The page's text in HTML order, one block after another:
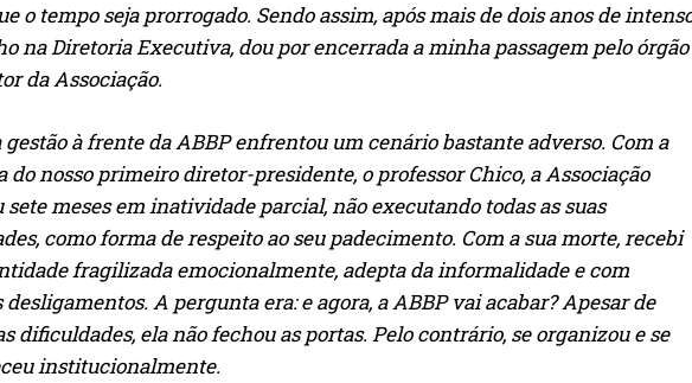
o tempo seja prorrogado. Sendo assim, após mais de dois anos de
na Diretoria Executiva, dou por encerrada a minha passagem pelo órgão
da Associação.
à frente da ABBP enfrentou um cenário bastante adverso. Com a
do nosso primeiro diretor-presidente, o professor Chico, a Associação
sete meses em inatividade parcial, não executando todas as suas
como forma de respeito ao seu padecimento. Com a sua morte, recebi
fragilizada emocionalmente, adepta da informalidade e com
desligamentos. A pergunta era: e agora, a ABBP vai acabar? Apesar de
dificuldades, ela não fechou as portas. Pelo contrário, se organizou e se
institucionalmente.